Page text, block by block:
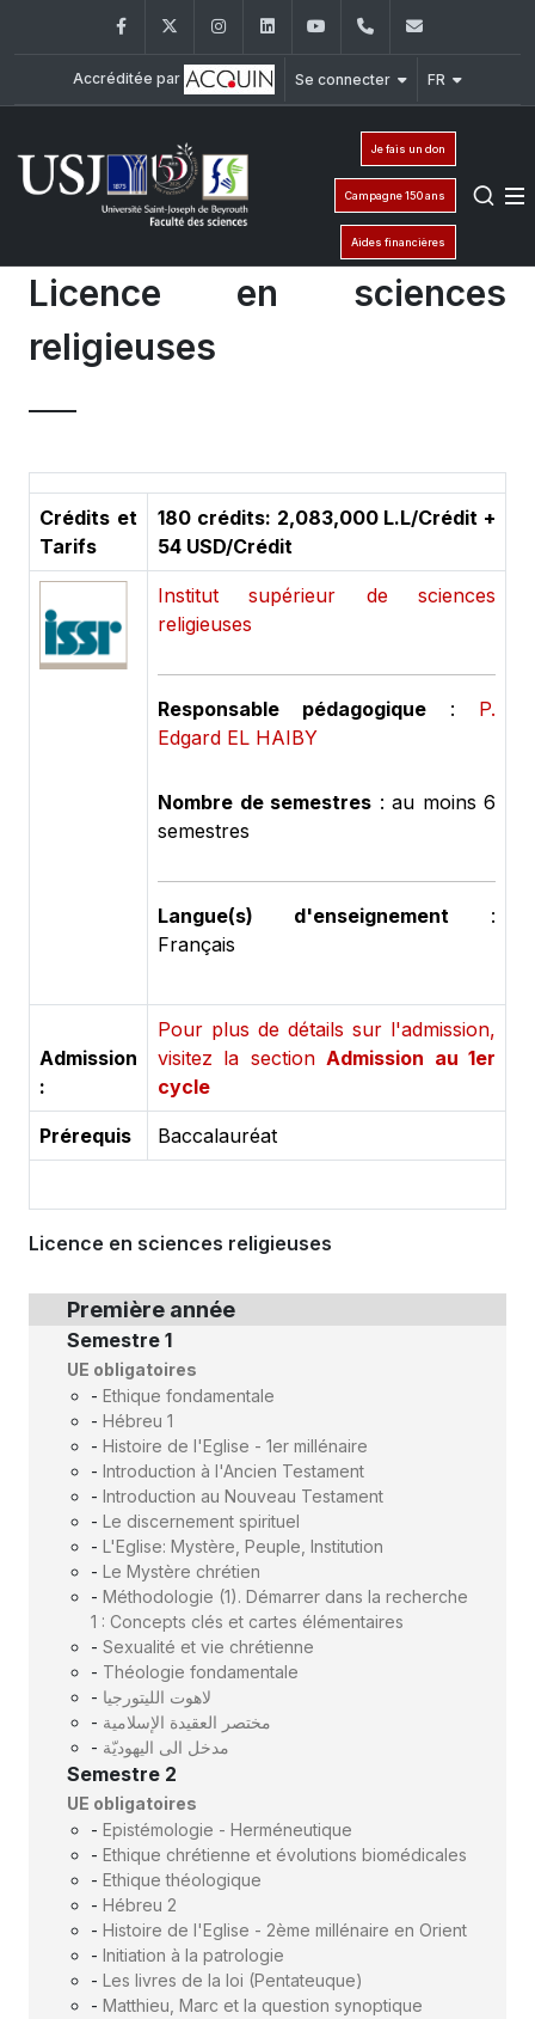
FacebookTwitter InstagramLinkedInYouTube+961 (1) 421 368
Accréditée par Se connecter FR
Je fais un don
Campagne 150 ans
Aides financières
Licence en sciences
religieuses
Crédits et
Tarifs
180 crédits: 2,083,000 L.L/Crédit +
54 USD/Crédit
Institut supérieur de sciences
religieuses
Responsable pédagogique : P.
Edgard EL HAIBY
Nombre de semestres : au moins 6
semestres
Langue(s) d'enseignement :
Français
Admission
:
Pour plus de détails sur l'admission,
visitez la sectionAdmission au 1er
cycle
Prérequis Baccalauréat
Licence en sciences religieuses
Première année
Semestre 1
UE obligatoires
- Ethique fondamentale
- Hébreu 1
- Histoire de l'Eglise - 1er millénaire
- Introduction à l'Ancien Testament
- Introduction au Nouveau Testament
- Le discernement spirituel
- L'Eglise: Mystère, Peuple, Institution
- Le Mystère chrétien
- Méthodologie (1). Démarrer dans la recherche
1 : Concepts clés et cartes élémentaires
- Sexualité et vie chrétienne
- Théologie fondamentale
- لاهوت الليتورجيا
- مختصر العقيدة الإسلامية
- مدخل الى اليهوديّة
Semestre 2
UE obligatoires
- Epistémologie - Herméneutique
- Ethique chrétienne et évolutions biomédicales
- Ethique théologique
- Hébreu 2
- Histoire de l'Eglise - 2ème millénaire en Orient
- Initiation à la patrologie
- Les livres de la loi (Pentateuque)
- Matthieu, Marc et la question synoptique